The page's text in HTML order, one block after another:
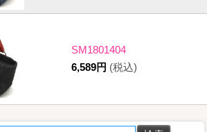
SM1801404
6,589円 (税込)